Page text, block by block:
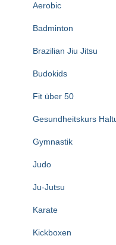
Aerobic
Badminton
Brazilian Jiu Jitsu
Budokids
Fit über 50
Gesundheitskurs
Gymnastik
Judo
Ju-Jutsu
Karate
Kickboxen